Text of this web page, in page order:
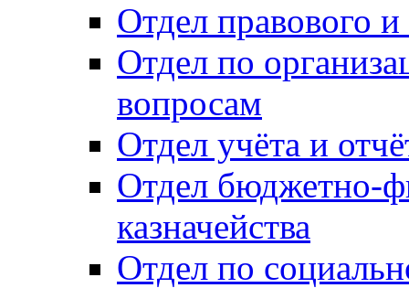
Отдел правового
Отдел по
вопросам
Отдел учёта и
Отдел бюджетно-
казначейства
Отдел по